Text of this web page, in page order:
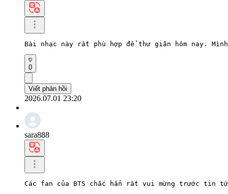
Bài nhạc này rất phù hợp để thư giãn hôm nay.
0
Viết phản hồi
2026.07.01 23:20
sara888
Các fan của BTS chắc hẳn rất vui mừng trước tin